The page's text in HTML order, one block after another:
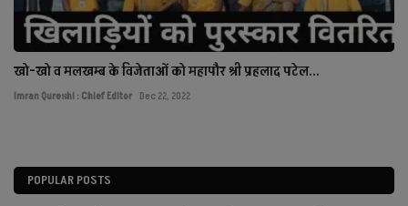
खो-खो व मलखम्ब के विजेताओं को महापौर श्री प्रहलाद पटेल...
Imran Qureshi : Chief Editor Dec 22, 2022
POPULAR POSTS